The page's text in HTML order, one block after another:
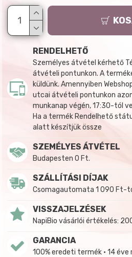
RENDELHETŐ
Személyes átvétel kérhető
átvételi pontunkon. A
küldünk. Amennyiben
utcai átvételi pontunkon
munkanap végén, 17:30-tól
Ha a termék Rendelhető
alatt készítjük össze
SZEMÉLYES ÁTVÉTEL
Budapesten 0 Ft.
SZÁLLÍTÁSI DÍJAK
Csomagautomata 1 090 Ft-
VISSZAJELZÉSEK
NapiBio vásárlói értékelés:
GARANCIA
100% eredeti termék • 14